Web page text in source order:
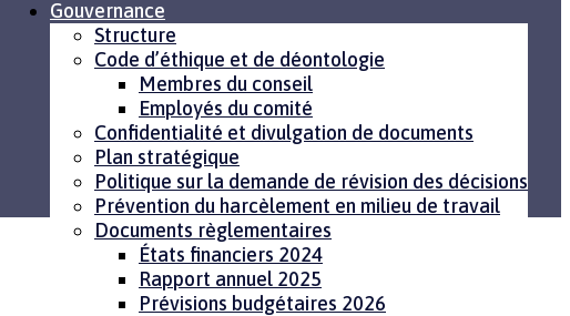
Gouvernance
Structure
Code d’éthique et de déontologie
Membres du conseil
Employés du comité
Confidentialité et divulgation de documents
Plan stratégique
Politique sur la demande de révision des décisions
Prévention du harcèlement en milieu de travail
Documents règlementaires
États financiers 2024
Rapport annuel 2025
Prévisions budgétaires 2026